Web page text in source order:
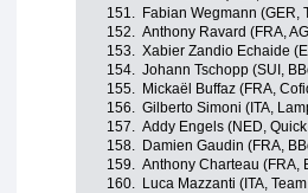
151.
Fabian Wegmann (GER,
152. Anthony Ravard (FRA,
153. Xabier Zandio Echaide
154. Johann Tschopp (SUI,
155.
Mickaël Buffaz (FRA,
156. Gilberto Simoni (ITA,
157. Addy Engels (NED,
158.
Damien Gaudin (FRA,
159. Anthony Charteau (FRA,
160.
Luca Mazzanti (ITA,